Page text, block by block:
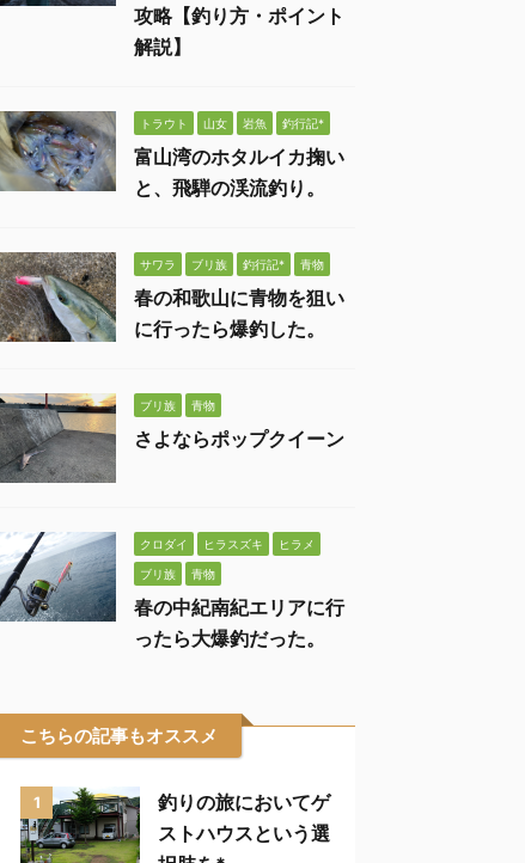
攻略【釣り方・ポイント
解説】
トラウト 山女 岩魚 釣行記*
富山湾のホタルイカ掬い
と、飛騨の渓流釣り。
サワラ ブリ族 釣行記* 青物
春の和歌山に青物を狙い
に行ったら爆釣した。
ブリ族 青物
さよならポップクイーン
クロダイ ヒラスズキ ヒラメ
ブリ族 青物
春の中紀南紀エリアに行
ったら大爆釣だった。
こちらの記事もオススメ
1
釣りの旅においてゲ
ストハウスという選